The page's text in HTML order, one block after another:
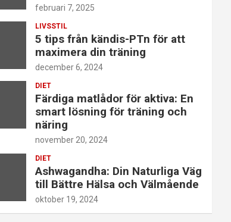
februari 7, 2025
LIVSSTIL
5 tips från kändis-PTn för att
maximera din träning
december 6, 2024
DIET
Färdiga matlådor för aktiva: En
smart lösning för träning och
näring
november 20, 2024
DIET
Ashwagandha: Din Naturliga Väg
till Bättre Hälsa och Välmående
oktober 19, 2024